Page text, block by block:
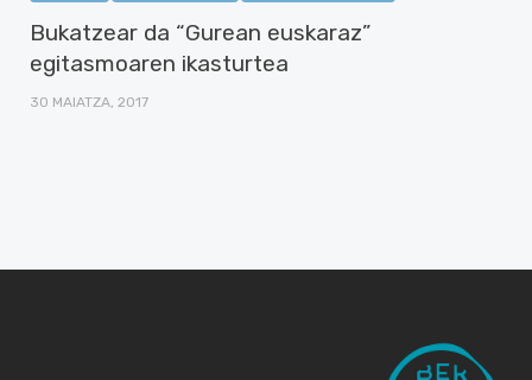
Bukatzear da “Gurean euskaraz”
egitasmoaren ikasturtea
30 MAIATZA, 2017